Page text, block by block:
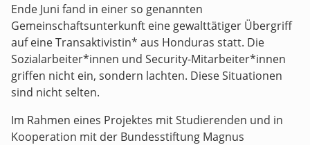
Ende Juni fand in einer so genannten
Gemeinschaftsunterkunft eine gewalttätiger Übergriff
auf eine Transaktivistin* aus Honduras statt. Die
Sozialarbeiter*innen und Security-Mitarbeiter*innen
griffen nicht ein, sondern lachten. Diese Situationen
sind nicht selten.
Im Rahmen eines Projektes mit Studierenden und in
Kooperation mit der Bundesstiftung Magnus